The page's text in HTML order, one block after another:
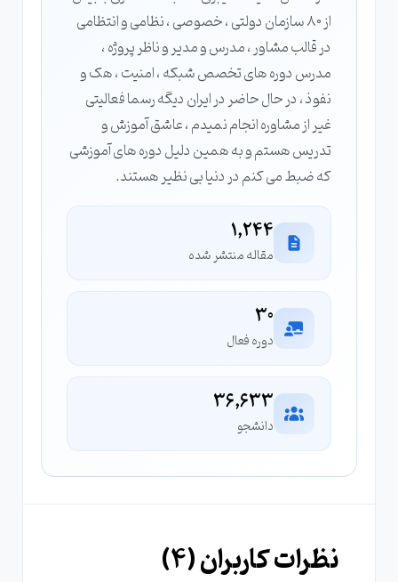
از 80 سازمان دولتی ، خصوصی ، نظامی و انتظامی
در قالب مشاور ، مدرس و مدیر و ناظر پروژه ،
مدرس دوره های تخصص شبکه ، امنیت ، هک و
نفوذ ، در حال حاضر در ایران دیگه رسما فعالیتی
غیر از مشاوره انجام نمیدم ، عاشق آموزش و
تدریس هستم و به همین دلیل دوره های آموزشی
که ضبط می کنم در دنیا بی نظیر هستند.
1,244
مقاله منتشر شده
30
دوره فعال
36,633
دانشجو
نظرات کاربران (4
)